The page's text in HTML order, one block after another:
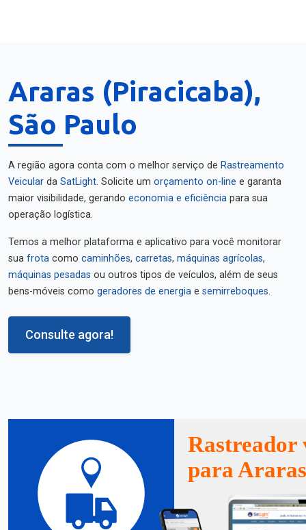
Araras (Piracicaba),
São Paulo
A região agora conta com o melhor serviço de Rastreamento
Veicular da SatLight. Solicite um orçamento on-line e garanta
maior visibilidade, gerando economia e eficiência para sua
operação logística.
Temos a melhor plataforma e aplicativo para você monitorar
sua frota como caminhões, carretas, máquinas agrícolas,
máquinas pesadas ou outros tipos de veículos, além de seus
bens-móveis como geradores de energia e semirreboques.
Consulte agora!
Rastreador
para